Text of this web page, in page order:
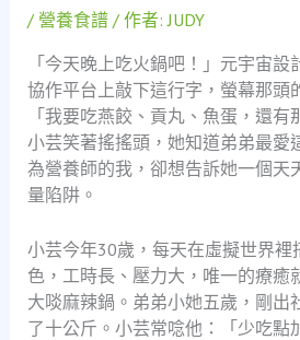
/ 營養食譜/ 作者:JUDY
「今天晚上吃火鍋吧！」元宇宙設
協作平台上敲下這行字，螢幕那頭
「我要吃燕餃、貢丸、魚蛋，還有
小芸笑著搖搖頭，她知道弟弟最愛
為營養師的我，卻想告訴她一個天
量陷阱。
小芸今年30歲，每天在虛擬世界裡
色，工時長、壓力大，唯一的療癒
大啖麻辣鍋。弟弟小她五歲，剛出
了十公斤。小芸常唸他：「少吃點